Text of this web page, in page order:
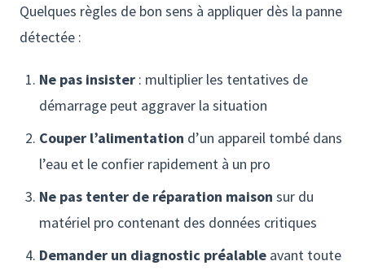
Quelques règles de bon sens à appliquer dès la panne
détectée :
Ne pas insister : multiplier les tentatives de
démarrage peut aggraver la situation
Couper l’alimentation d’un appareil tombé dans
l’eau et le confier rapidement à un pro
Ne pas tenter de réparation maison sur du
matériel pro contenant des données critiques
Demander un diagnostic préalable avant toute